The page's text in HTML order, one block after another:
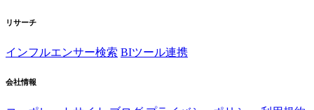
リサーチ
インフルエンサー検索 BIツール連携
会社情報